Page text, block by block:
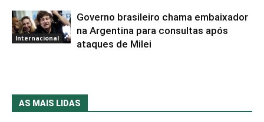
Internacional
Governo brasileiro chama embaixador
na Argentina para consultas após
ataques de Milei
AS MAIS LIDAS